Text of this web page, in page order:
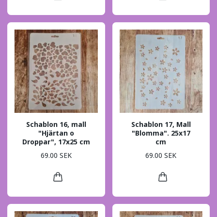
Schablon 16, mall
"Hjärtan o
Droppar", 17x25 cm
69.00 SEK
Schablon 17, Mall
"Blomma". 25x17
cm
69.00 SEK